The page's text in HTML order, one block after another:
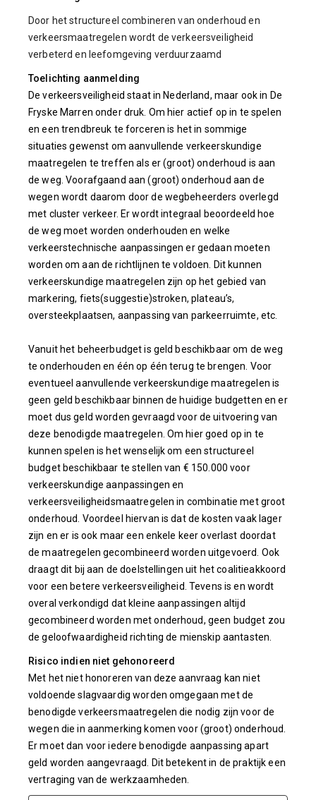
Door het structureel combineren van onderhoud en
verkeersmaatregelen wordt de verkeersveiligheid
verbeterd en leefomgeving verduurzaamd
Toelichting aanmelding
De verkeersveiligheid staat in Nederland, maar ook in De
Fryske Marren onder druk. Om hier actief op in te spelen
en een trendbreuk te forceren is het in sommige
situaties gewenst om aanvullende verkeerskundige
maatregelen te treffen als er (groot) onderhoud is aan
de weg. Voorafgaand aan (groot) onderhoud aan de
wegen wordt daarom door de wegbeheerders overlegd
met cluster verkeer. Er wordt integraal beoordeeld hoe
de weg moet worden onderhouden en welke
verkeerstechnische aanpassingen er gedaan moeten
worden om aan de richtlijnen te voldoen. Dit kunnen
verkeerskundige maatregelen zijn op het gebied van
markering, fiets(suggestie)stroken, plateau’s,
oversteekplaatsen, aanpassing van parkeerruimte, etc.
Vanuit het beheerbudget is geld beschikbaar om de weg
te onderhouden en één op één terug te brengen. Voor
eventueel aanvullende verkeerskundige maatregelen is
geen geld beschikbaar binnen de huidige budgetten en er
moet dus geld worden gevraagd voor de uitvoering van
deze benodigde maatregelen. Om hier goed op in te
kunnen spelen is het wenselijk om een structureel
budget beschikbaar te stellen van € 150.000 voor
verkeerskundige aanpassingen en
verkeersveiligheidsmaatregelen in combinatie met groot
onderhoud. Voordeel hiervan is dat de kosten vaak lager
zijn en er is ook maar een enkele keer overlast doordat
de maatregelen gecombineerd worden uitgevoerd. Ook
draagt dit bij aan de doelstellingen uit het coalitieakkoord
voor een betere verkeersveiligheid. Tevens is en wordt
overal verkondigd dat kleine aanpassingen altijd
gecombineerd worden met onderhoud, geen budget zou
de geloofwaardigheid richting de mienskip aantasten.
Risico indien niet gehonoreerd
Met het niet honoreren van deze aanvraag kan niet
voldoende slagvaardig worden omgegaan met de
benodigde verkeersmaatregelen die nodig zijn voor de
wegen die in aanmerking komen voor (groot) onderhoud.
Er moet dan voor iedere benodigde aanpassing apart
geld worden aangevraagd. Dit betekent in de praktijk een
vertraging van de werkzaamheden.